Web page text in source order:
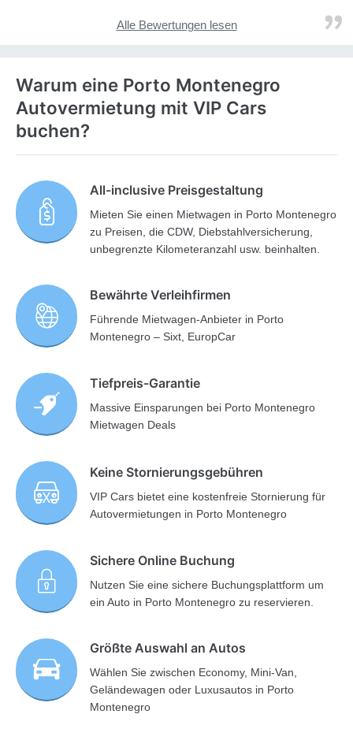
Alle Bewertungen lesen
Warum eine Porto Montenegro
Autovermietung mit VIP Cars
buchen?
All-inclusive Preisgestaltung
Mieten Sie einen Mietwagen in Porto Montenegro
zu Preisen, die CDW, Diebstahlversicherung,
unbegrenzte Kilometeranzahl usw. beinhalten.
Bewährte Verleihfirmen
Führende Mietwagen-Anbieter in Porto
Montenegro – Sixt, EuropCar
Tiefpreis-Garantie
Massive Einsparungen bei Porto Montenegro
Mietwagen Deals
Keine Stornierungsgebühren
VIP Cars bietet eine kostenfreie Stornierung für
Autovermietungen in Porto Montenegro
Sichere Online Buchung
Nutzen Sie eine sichere Buchungsplattform um
ein Auto in Porto Montenegro zu reservieren.
Größte Auswahl an Autos
Wählen Sie zwischen Economy, Mini-Van,
Geländewagen oder Luxusautos in Porto
Montenegro